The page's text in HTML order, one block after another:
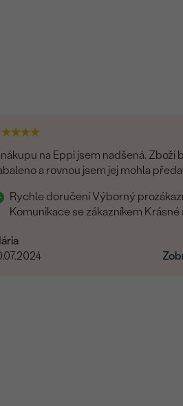
na Eppi jsem nadšená. Zboží
a rovnou jsem jej mohla
Rychle doručení Výborný prozákaznícky přístup
Komunikace se zákazníkem Krásné